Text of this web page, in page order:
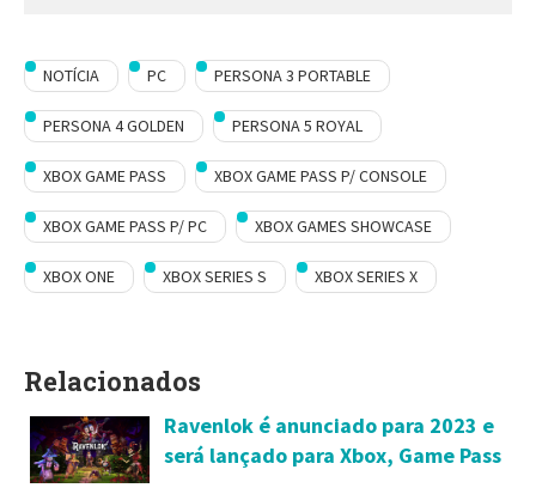
NOTÍCIA PC PERSONA 3 PORTABLE
PERSONA 4 GOLDEN PERSONA 5 ROYAL
XBOX GAME PASS XBOX GAME PASS P/ CONSOLE
XBOX GAME PASS P/ PC XBOX GAMES SHOWCASE
XBOX ONE XBOX SERIES S XBOX SERIES X
Relacionados
Ravenlok é anunciado para 2023 e
será lançado para Xbox, Game Pass